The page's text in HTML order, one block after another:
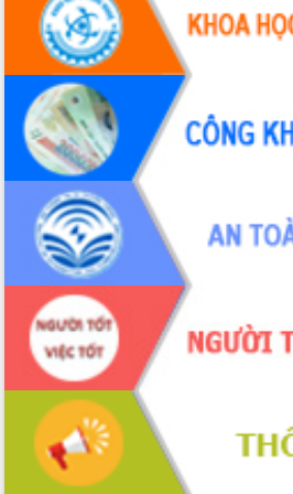
UBND tỉnh họp báo định kỳ tháng 4
năm 2026
Hội thảo khoa học “Giải pháp thúc đẩy
phát triển nền kinh tế xanh tại tỉnh
Đắk Lắk”
Tăng cường giám sát, đôn đốc thực
hiện nhiệm vụ quản lý tài sản công
hàng tuần
Tháo gỡ những vướng mắc, đẩy mạnh
công tác cải cách thủ tục hành chính
tại Trung tâm Phục vụ hành chính
công tỉnh
Đắk Lắk: Tôn vinh 46 giải pháp tại Hội
thi Sáng tạo Kỹ thuật 2024 - 2025
Đắk Lắk rà soát, điều chỉnh Đề án 190
về phát triển nuôi trồng thủy sản
Phó Chủ tịch UBND tỉnh Đắk Lắk
Trương Công Thái kiểm tra thực địa
Dự án cao tốc Khánh Hòa - Buôn Ma
Thuột